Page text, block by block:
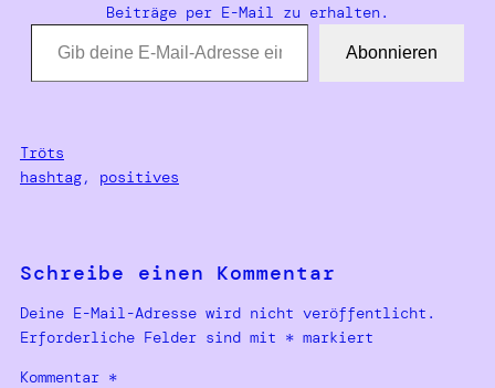
Beiträge per E-Mail zu erhalten.
Gib deine E-Mail-Adresse ein …
Abonnieren
Tröts
hashtag, positives
Schreibe einen Kommentar
Deine E-Mail-Adresse wird nicht veröffentlicht.
Erforderliche Felder sind mit * markiert
Kommentar *